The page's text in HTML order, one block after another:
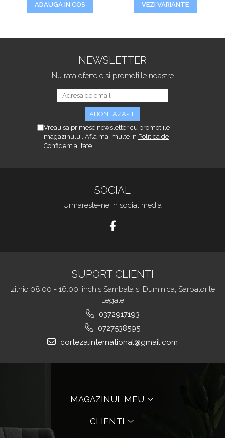
ADAUGA IN COS VEZI VARIANTE
NEWSLETTER
Nu rata ofertele si promotiile noastre
Vreau sa primesc newsletter cu promotiile
magazinului. Afla mai multe in Politica de
Confidentialitate
SOCIAL
Urmareste-ne in social media
SUPORT CLIENTI
zilnic 08:00 - 16:00, inchis Sambata si Duminica, Sarbatorile
Legale
0372917193
0727538595
corteza.international@gmail.com
MAGAZINUL MEU
CLIENTI